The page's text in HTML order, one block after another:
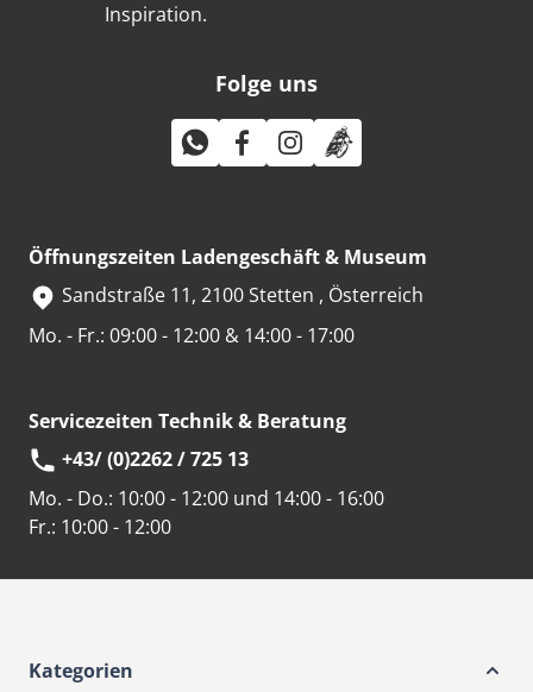
Inspiration.
Folge uns
Öffnungszeiten Ladengeschäft & Museum
Sandstraße 11, 2100 Stetten , Österreich
Mo. - Fr.: 09:00 - 12:00 & 14:00 - 17:00
Servicezeiten Technik & Beratung
+43/ (0)2262 / 725 13
Mo. - Do.: 10:00 - 12:00 und 14:00 - 16:00
Fr.: 10:00 - 12:00
Kategorien